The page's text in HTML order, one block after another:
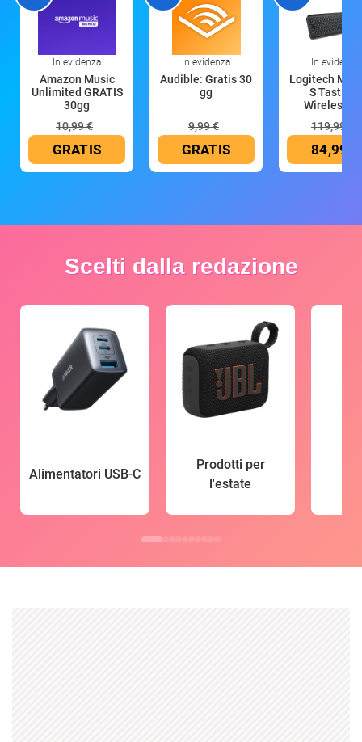
In evidenza
Amazon Music
Unlimited GRATIS
30gg
10,99 €
GRATIS
In evidenza
Audible: Gratis 30
gg
9,99 €
GRATIS
In evidenza
Logitech MX
S Tastiera
Wireless
119,99 €
84,99 €
Scelti dalla redazione
Alimentatori USB-C
Prodotti per
l'estate